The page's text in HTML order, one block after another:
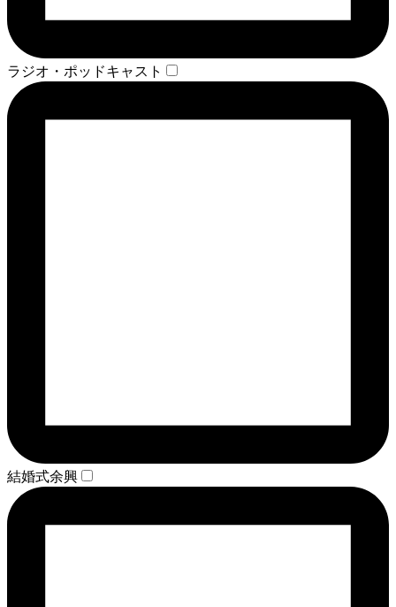
ラジオ・ポッドキャスト
結婚式余興